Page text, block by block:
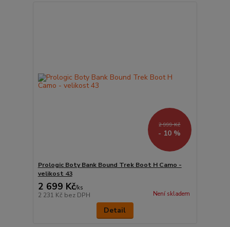
2 999 Kč
- 10 %
Prologic Boty Bank Bound Trek Boot H Camo -
velikost 43
2 699 Kč/ks
2 231 Kč bez DPH Není skladem
Detail